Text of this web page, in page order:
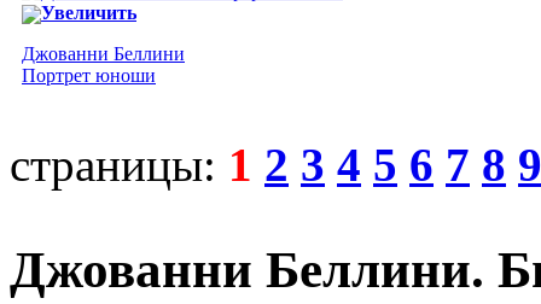
Увеличить
Джованни Беллини
Портрет юноши
страницы: 1 2 3 4 5 6 7 8 9
Джованни Беллини.